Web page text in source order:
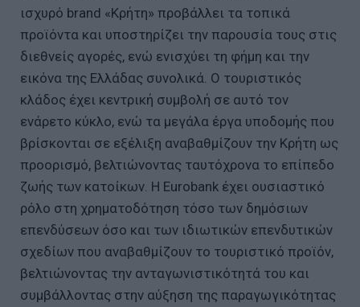
ισχυρό brand «Κρήτη» προβάλλει τα τοπικά
προϊόντα και υποστηρίζει την παρουσία τους στις
διεθνείς αγορές, ενώ ενισχύει τη φήμη και την
εικόνα της Ελλάδας συνολικά. Ο τουριστικός
κλάδος έχει κεντρική συμβολή σε αυτό τον
ενάρετο κύκλο, ενώ τα μεγάλα έργα υποδομής που
βρίσκονται σε εξέλιξη αναβαθμίζουν την Κρήτη ως
προορισμό, βελτιώνοντας ταυτόχρονα το επίπεδο
ζωής των κατοίκων. Η Eurobank έχει ουσιαστικό
ρόλο στη χρηματοδότηση τόσο των δημόσιων
επενδύσεων όσο και των ιδιωτικών επενδυτικών
σχεδίων που αναβαθμίζουν το τουριστικό προϊόν,
βελτιώνοντας την ανταγωνιστικότητά του και
συμβάλλοντας στην αύξηση της παραγωγικότητας